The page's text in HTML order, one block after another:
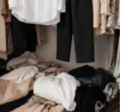
&
Semoga
Semua.
#raudah
🇲🇾(@umieaida9) On Dec